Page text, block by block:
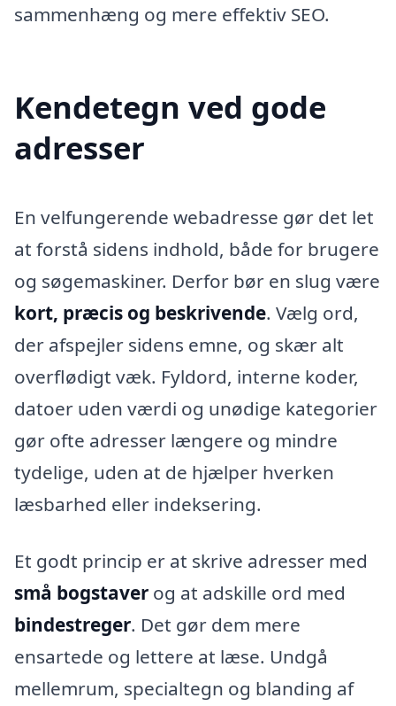
sammenhæng og mere effektiv SEO.
Kendetegn ved gode
adresser
En velfungerende webadresse gør det let
at forstå sidens indhold, både for brugere
og søgemaskiner. Derfor bør en slug være
kort, præcis og beskrivende. Vælg ord,
der afspejler sidens emne, og skær alt
overflødigt væk. Fyldord, interne koder,
datoer uden værdi og unødige kategorier
gør ofte adresser længere og mindre
tydelige, uden at de hjælper hverken
læsbarhed eller indeksering.
Et godt princip er at skrive adresser med
små bogstaver og at adskille ord med
bindestreger. Det gør dem mere
ensartede og lettere at læse. Undgå
mellemrum, specialtegn og blanding af